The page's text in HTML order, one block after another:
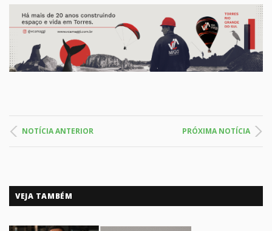
NOTÍCIA ANTERIOR PRÓXIMA NOTÍCIA
VEJA TAMBÉM